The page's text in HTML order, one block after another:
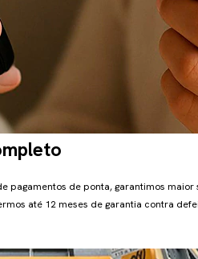
pagamentos de ponta, garantimos maior
até 12 meses de garantia contra